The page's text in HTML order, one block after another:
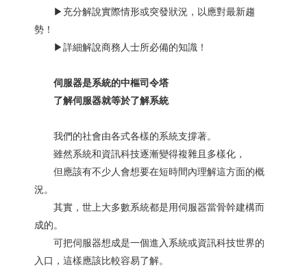
▶充分解說實際情形或突發狀況，以應對最新趨
勢！
▶詳細解說商務人士所必備的知識！
伺服器是系統的中樞司令塔
了解伺服器就等於了解系統
我們的社會由各式各樣的系統支撐著。
雖然系統和資訊科技逐漸變得複雜且多樣化，
但應該有不少人會想要在短時間內理解這方面的概
況。
其實，世上大多數系統都是用伺服器當骨幹建構而
成的。
可把伺服器想成是一個進入系統或資訊科技世界的
入口，這樣應該比較容易了解。